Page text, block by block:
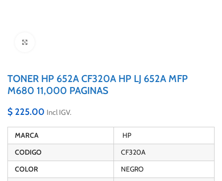
TONER HP 652A CF320A HP LJ 652A MFP
M680 11,000 PAGINAS
$ 225.00 Incl IGV.
MARCA
HP
CODIGO
CF320A
COLOR
NEGRO